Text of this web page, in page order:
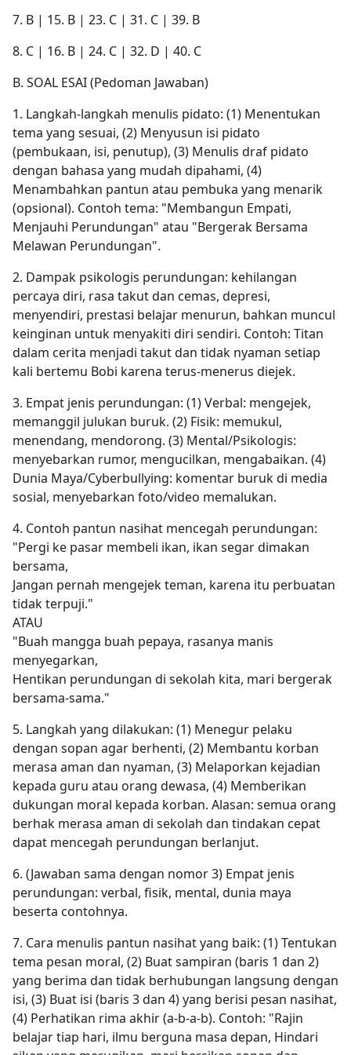
7. B | 15. B | 23. C | 31. C | 39. B
8. C | 16. B | 24. C | 32. D | 40. C
B. SOAL ESAI (Pedoman Jawaban)
1. Langkah-langkah menulis pidato: (1) Menentukan
tema yang sesuai, (2) Menyusun isi pidato
(pembukaan, isi, penutup), (3) Menulis draf pidato
dengan bahasa yang mudah dipahami, (4)
Menambahkan pantun atau pembuka yang menarik
(opsional). Contoh tema: "Membangun Empati,
Menjauhi Perundungan" atau "Bergerak Bersama
Melawan Perundungan".
2. Dampak psikologis perundungan: kehilangan
percaya diri, rasa takut dan cemas, depresi,
menyendiri, prestasi belajar menurun, bahkan muncul
keinginan untuk menyakiti diri sendiri. Contoh: Titan
dalam cerita menjadi takut dan tidak nyaman setiap
kali bertemu Bobi karena terus-menerus diejek.
3. Empat jenis perundungan: (1) Verbal: mengejek,
memanggil julukan buruk. (2) Fisik: memukul,
menendang, mendorong. (3) Mental/Psikologis:
menyebarkan rumor, mengucilkan, mengabaikan. (4)
Dunia Maya/Cyberbullying: komentar buruk di media
sosial, menyebarkan foto/video memalukan.
4. Contoh pantun nasihat mencegah perundungan:
"Pergi ke pasar membeli ikan, ikan segar dimakan
bersama,
Jangan pernah mengejek teman, karena itu perbuatan
tidak terpuji."
ATAU
"Buah mangga buah pepaya, rasanya manis
menyegarkan,
Hentikan perundungan di sekolah kita, mari bergerak
bersama-sama."
5. Langkah yang dilakukan: (1) Menegur pelaku
dengan sopan agar berhenti, (2) Membantu korban
merasa aman dan nyaman, (3) Melaporkan kejadian
kepada guru atau orang dewasa, (4) Memberikan
dukungan moral kepada korban. Alasan: semua orang
berhak merasa aman di sekolah dan tindakan cepat
dapat mencegah perundungan berlanjut.
6. (Jawaban sama dengan nomor 3) Empat jenis
perundungan: verbal, fisik, mental, dunia maya
beserta contohnya.
7. Cara menulis pantun nasihat yang baik: (1) Tentukan
tema pesan moral, (2) Buat sampiran (baris 1 dan 2)
yang berima dan tidak berhubungan langsung dengan
isi, (3) Buat isi (baris 3 dan 4) yang berisi pesan nasihat,
(4) Perhatikan rima akhir (a-b-a-b). Contoh: "Rajin
belajar tiap hari, ilmu berguna masa depan, Hindari